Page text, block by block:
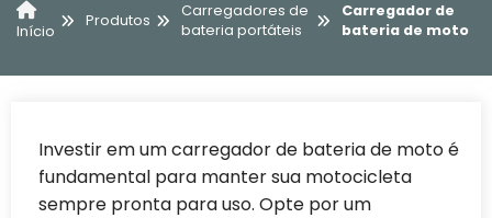
Início
Produtos
Carregadores de
bateria portáteis
Carregador de
bateria de moto
Investir em um carregador de bateria de moto é
fundamental para manter sua motocicleta
sempre pronta para uso. Opte por um